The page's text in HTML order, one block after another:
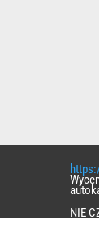
NIE